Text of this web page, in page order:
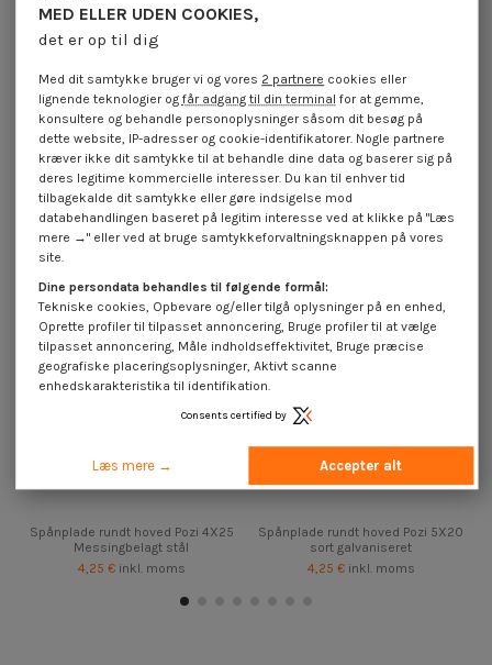
Beskrivelse
Anmeldelser (0)
16 andre varer i den samme kategori:
Spånplade rundt hoved Pozi 4X25
Messingbelagt stål
4,25 € inkl. moms
Spånplade rundt hoved Pozi 5X20
sort galvaniseret
4,25 € inkl. moms
MED ELLER UDEN COOKIES,
det er op til dig
Med dit samtykke bruger vi og vores 2 partnere cookies eller
lignende teknologier ogfår adgang til din terminal for at gemme,
konsultere og behandle personoplysninger såsom dit besøg på
dette website, IP-adresser og cookie-identifikatorer. Nogle partnere
kræver ikke dit samtykke til at behandle dine data og baserer sig på
deres legitime kommercielle interesser. Du kan til enhver tid
tilbagekalde dit samtykke eller gøre indsigelse mod
databehandlingen baseret på legitim interesse ved at klikke på "Læs
mere →" eller ved at bruge samtykkeforvaltningsknappen på vores
site.
Dine persondata behandles til følgende formål:
Tekniske cookies, Opbevare og/eller tilgå oplysninger på en enhed,
Oprette profiler til tilpasset annoncering, Bruge profiler til at vælge
tilpasset annoncering, Måle indholdseffektivitet, Bruge præcise
geografiske placeringsoplysninger, Aktivt scanne
enhedskarakteristika til identifikation.
Consents certified by
Læs mere → Accepter alt